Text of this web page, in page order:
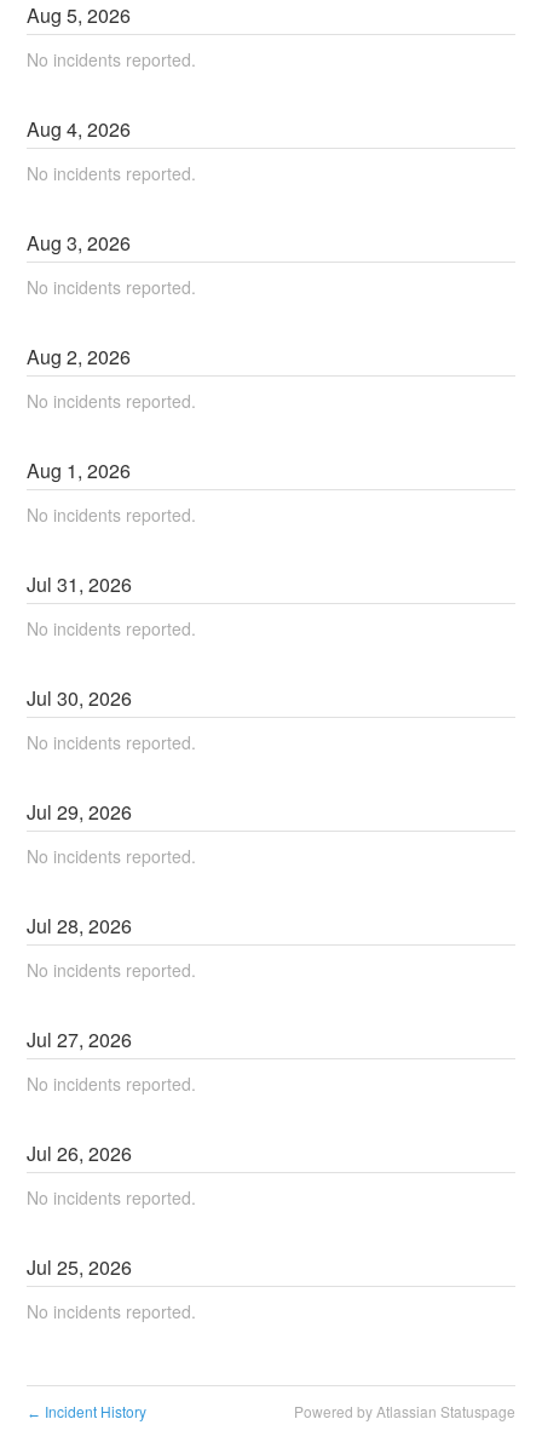
Aug5,2026
No incidents reported.
Aug4,2026
No incidents reported.
Aug3,2026
No incidents reported.
Aug2,2026
No incidents reported.
Aug 1,2026
No incidents reported.
Jul31,2026
No incidents reported.
Jul30,2026
No incidents reported.
Jul29,2026
No incidents reported.
Jul28,2026
No incidents reported.
Jul27,2026
No incidents reported.
Jul26,2026
No incidents reported.
Jul25,2026
No incidents reported.
← Incident History Powered by Atlassian Statuspage